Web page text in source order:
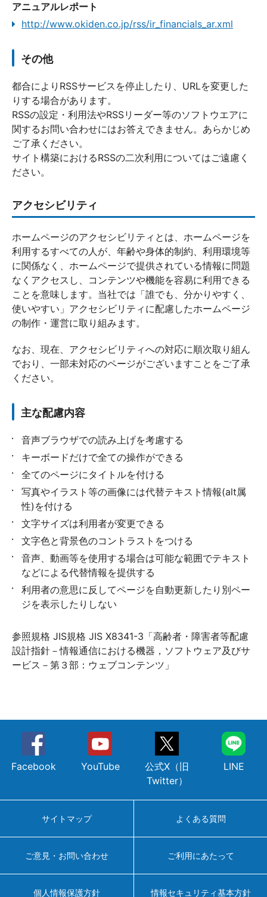
アニュアルレポート
http://www.okiden.co.jp/rss/ir_financials_ar.xml
その他
都合によりRSSサービスを停止したり、URLを変更した
りする場合があります。
RSSの設定・利用法やRSSリーダー等のソフトウエアに
関するお問い合わせにはお答えできません。あらかじめ
ご了承ください。
サイト構築におけるRSSの二次利用についてはご遠慮く
ださい。
アクセシビリティ
ホームページのアクセシビリティとは、ホームページを
利用するすべての人が、年齢や身体的制約、利用環境等
に関係なく、ホームページで提供されている情報に問題
なくアクセスし、コンテンツや機能を容易に利用できる
ことを意味します。当社では「誰でも、分かりやすく、
使いやすい」アクセシビリティに配慮したホームページ
の制作・運営に取り組みます。
なお、現在、アクセシビリティへの対応に順次取り組ん
でおり、一部未対応のページがございますことをご了承
ください。
主な配慮内容
音声ブラウザでの読み上げを考慮する
キーボードだけで全ての操作ができる
全てのページにタイトルを付ける
写真やイラスト等の画像には代替テキスト情報(alt属
性)を付ける
文字サイズは利用者が変更できる
文字色と背景色のコントラストをつける
音声、動画等を使用する場合は可能な範囲でテキスト
などによる代替情報を提供する
利用者の意思に反してページを自動更新したり別ペー
ジを表示したりしない
参照規格 JIS規格 JIS X8341-3「高齢者・障害者等配慮
設計指針－情報通信における機器，ソフトウェア及びサ
ービス－第３部：ウェブコンテンツ」
Facebook YouTube
公式X（旧
Twitter）
LINE
サイトマップ よくある質問
ご意見・お問い合わせ ご利用にあたって
個人情報保護方針 情報セキュリティ基本方針